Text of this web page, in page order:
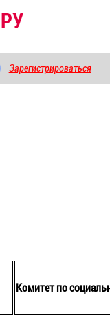
РУ
Зарегистрироваться
Комитет по